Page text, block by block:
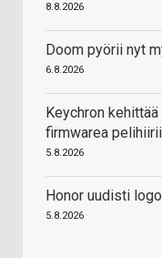
8.8.2026
Doom pyörii nyt
6.8.2026
Keychron
firmwarea
5.8.2026
Honor uudisti
5.8.2026